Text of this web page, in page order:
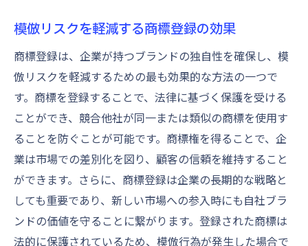
模倣リスクを軽減する商標登録の効果
商標登録は、企業が持つブランドの独自性を確保し、模
倣リスクを軽減するための最も効果的な方法の一つで
す。商標を登録することで、法律に基づく保護を受ける
ことができ、競合他社が同一または類似の商標を使用す
ることを防ぐことが可能です。商標権を得ることで、企
業は市場での差別化を図り、顧客の信頼を維持すること
ができます。さらに、商標登録は企業の長期的な戦略と
しても重要であり、新しい市場への参入時にも自社ブラ
ンドの価値を守ることに繋がります。登録された商標は
法的に保護されているため、模倣行為が発生した場合で